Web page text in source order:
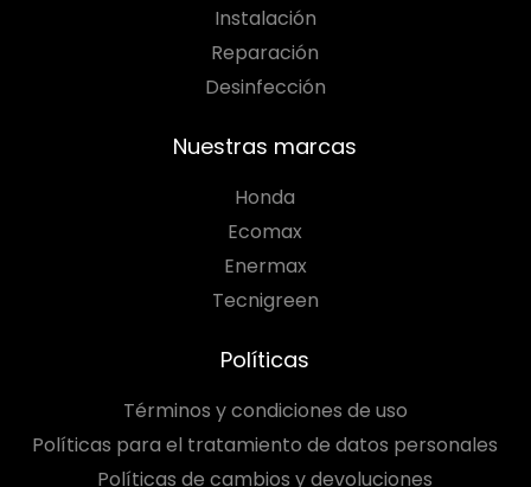
Instalación
Reparación
Desinfección
Nuestras marcas
Honda
Ecomax
Enermax
Tecnigreen
Políticas
Términos y condiciones de uso
Políticas para el tratamiento de datos personales
Políticas de cambios y devoluciones